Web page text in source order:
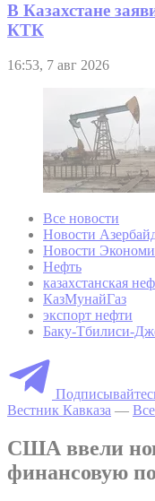
В Казахстане
КТК
16:53, 7 авг 2026
Все новости
Новости
Новости
Нефть
казахстанская
КазМунайГаз
экспорт нефти
Баку-Тбилиси-
Вестник Кавказа —
США ввели
финансовую